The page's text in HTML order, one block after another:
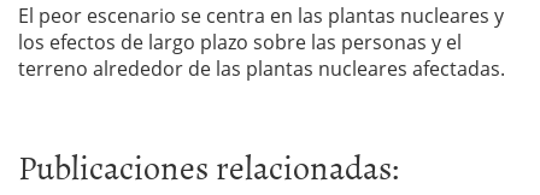
El peor escenario se centra en las plantas nucleares y
los efectos de largo plazo sobre las personas y el
terreno alrededor de las plantas nucleares afectadas.
Publicaciones relacionadas: